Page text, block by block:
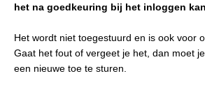
het na goedkeuring bij het inloggen
Het wordt niet toegestuurd en is ook voor
Gaat het fout of vergeet je het, dan moet
een nieuwe toe te sturen.